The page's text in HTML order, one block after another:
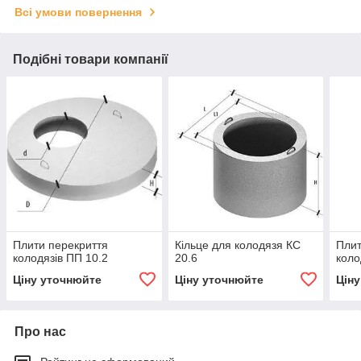
Всі умови повернення
Подібні товари компанії
Плити перекриття
колодязів ПП 10.2
Ціну уточнюйте
Кільце для колодязя КС
20.6
Ціну уточнюйте
Про нас